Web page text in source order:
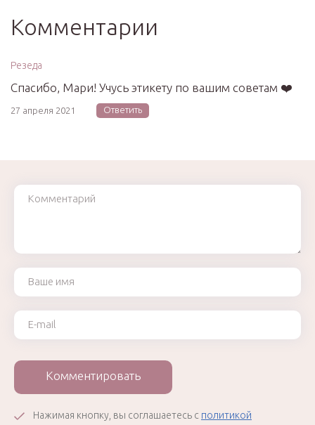
Комментарии
Резеда
Спасибо, Мари! Учусь этикету по вашим советам ❤️
27 апреля 2021 Ответить
Комментарий
Ваше имя
Ваш e-mail
Комментировать
Нажимая кнопку, вы соглашаетесь с политикой